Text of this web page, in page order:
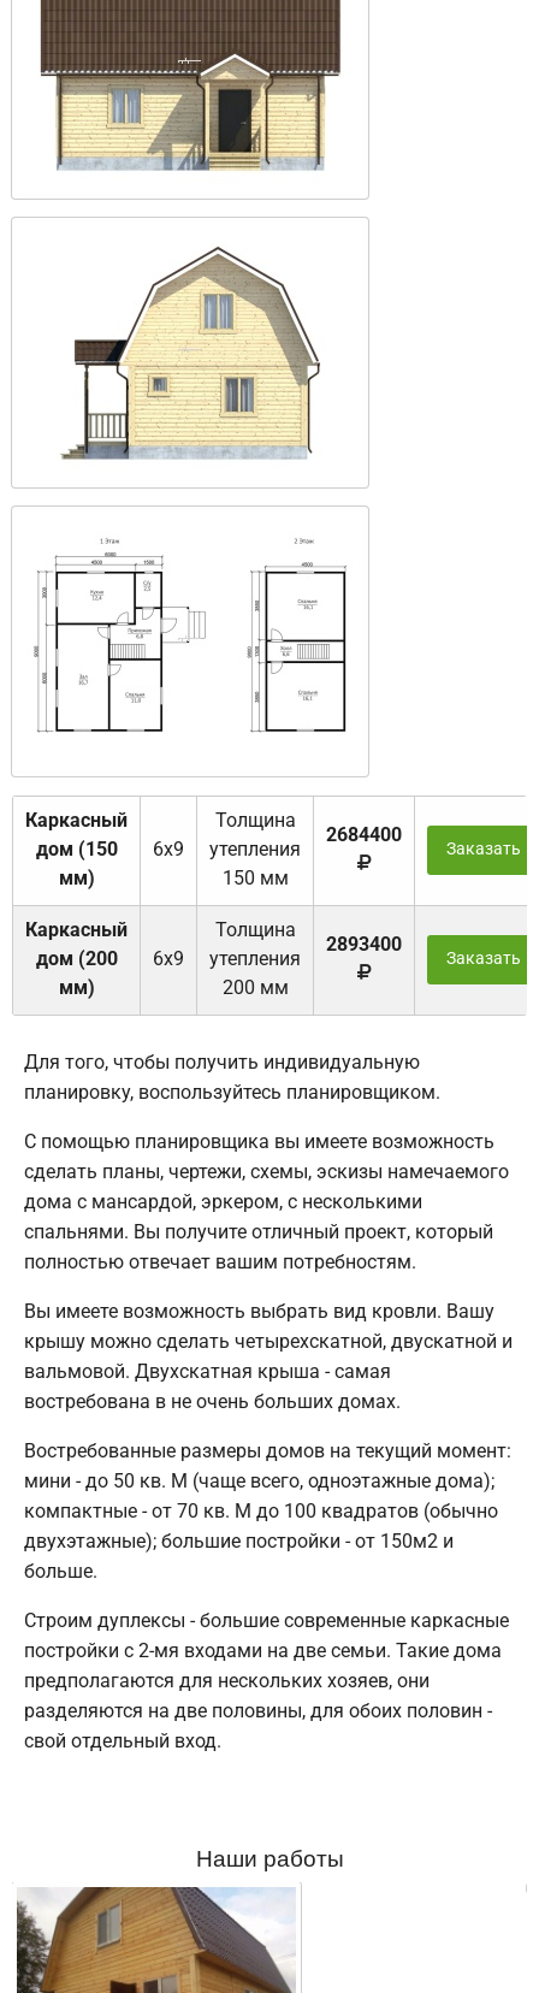
Каркасный
дом (150
мм)
6х9
Толщина
утепления
150 мм
2684400
Заказать
Каркасный
дом (200
мм)
6х9
Толщина
утепления
200 мм
2893400
Заказать
Для того, чтобы получить индивидуальную
планировку, воспользуйтесь планировщиком.
С помощью планировщика вы имеете возможность
сделать планы, чертежи, схемы, эскизы намечаемого
дома с мансардой, эркером, с несколькими
спальнями. Вы получите отличный проект, который
полностью отвечает вашим потребностям.
Вы имеете возможность выбрать вид кровли. Вашу
крышу можно сделать четырехскатной, двускатной и
вальмовой. Двухскатная крыша - самая
востребована в не очень больших домах.
Востребованные размеры домов на текущий момент:
мини - до 50 кв. М (чаще всего, одноэтажные дома);
компактные - от 70 кв. М до 100 квадратов (обычно
двухэтажные); большие постройки - от 150м2 и
больше.
Строим дуплексы - большие современные каркасные
постройки с 2-мя входами на две семьи. Такие дома
предполагаются для нескольких хозяев, они
разделяются на две половины, для обоих половин -
свой отдельный вход.
Наши работы